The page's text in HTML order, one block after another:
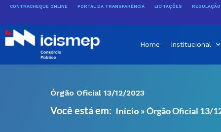
conteúdo
CONTRACHEQUE ONLINE PORTAL DA TRANSPARÊNCIA LICITAÇÕES
Home Institucional
Órgão Oficial 13/12/2023
Você está em: Início »Órgão Oficial 13/